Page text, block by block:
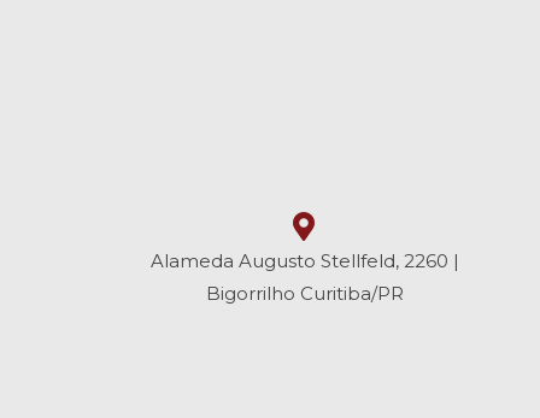
Alameda Augusto Stellfeld, 2260 |
Bigorrilho Curitiba/PR